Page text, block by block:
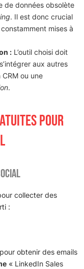
de données obsolète
. Il est donc crucial
mises à
: L’outil choisi doit
aux autres
ou une
.
POUR
collecter des
:
obtenir des emails
« LinkedIn Sales